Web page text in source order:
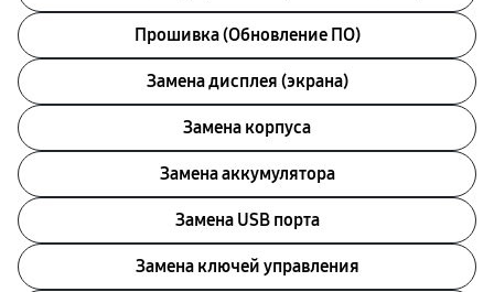
Прошивка (Обновление ПО)
Замена дисплея (экрана)
Замена корпуса
Замена аккумулятора
Замена USB порта
Замена ключей управления